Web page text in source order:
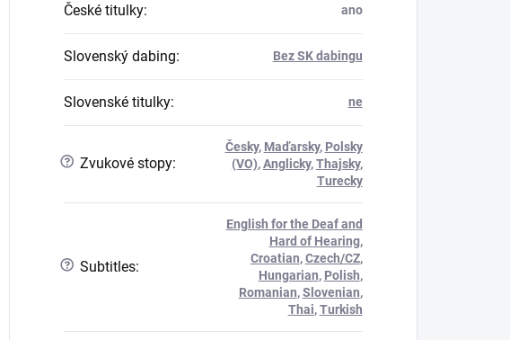
České titulky: ano
Slovenský dabing: Bez SK dabingu
Slovenské titulky: ne
? Zvukové stopy:
Česky, Maďarsky, Polsky
(VO),Anglicky,Thajsky,
Turecky
? Subtitles:
English for the Deaf and
Hard of Hearing,
Croatian,Czech/CZ,
Hungarian, Polish,
Romanian,Slovenian,
Thai,Turkish